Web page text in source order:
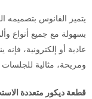
يتميز الفانوس بتصميمه
بسهولة مع جميع أنواع
عادية أو إلكترونية،
ومريحة، مثالية للجلسات
قطعة ديكور متعددة